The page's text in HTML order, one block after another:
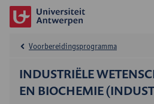
INDUSTRIËLE
EN BIOCHEMIE
Voorbereidingsprogramma